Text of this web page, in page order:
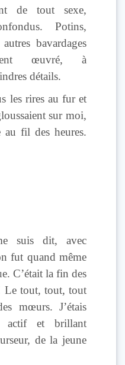
de tout sexe,
Potins,
bavardages
œuvré, à
détails.
les rires au fur et
sur moi,
au fil des heures.
suis dit, avec
fut quand même
C’était la fin des
Le tout, tout, tout
mœurs. J’étais
actif et brillant
de la jeune